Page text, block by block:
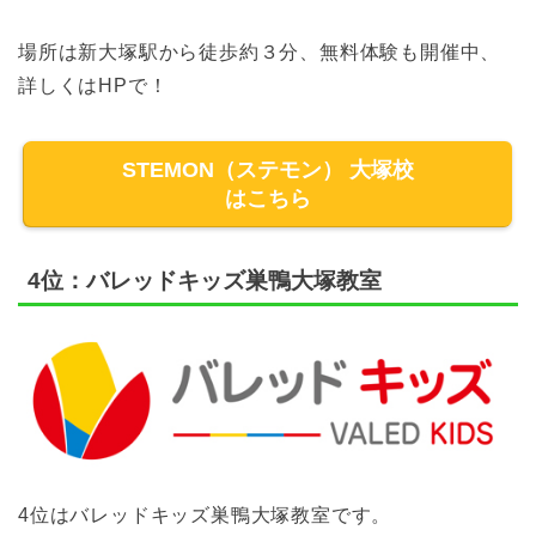
場所は新大塚駅から徒歩約３分、無料体験も開催中、
詳しくはHPで！
STEMON（ステモン） 大塚校
はこちら
4位：バレッドキッズ巣鴨大塚教室
4位はバレッドキッズ巣鴨大塚教室です。